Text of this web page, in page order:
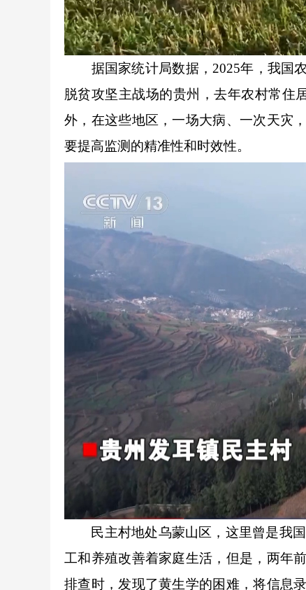
据国家统计局数据，2025年，我国农
脱贫攻坚主战场的贵州，去年农村常住
外，在这些地区，一场大病、一次天灾
要提高监测的精准性和时效性。
民主村地处乌蒙山区，这里曾是我国
工和养殖改善着家庭生活，但是，两年
排查时，发现了黄生学的困难，将信息